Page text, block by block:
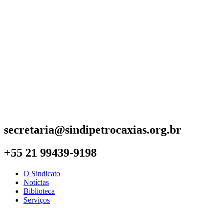
secretaria@sindipetrocaxias.org.br
+55 21 99439-9198
O Sindicato
Notícias
Biblioteca
Serviços